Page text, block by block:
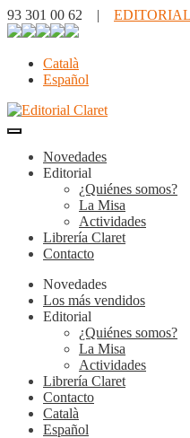
93 301 00 62 |
Català
Español
Novedades
Editorial
¿Quiénes somos?
La Misa
Actividades
Librería Claret
Contacto
Novedades
Los más vendidos
Editorial
¿Quiénes somos?
La Misa
Actividades
Librería Claret
Contacto
Català
Español